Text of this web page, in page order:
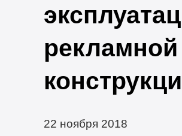
рекламной
22 ноября 2018